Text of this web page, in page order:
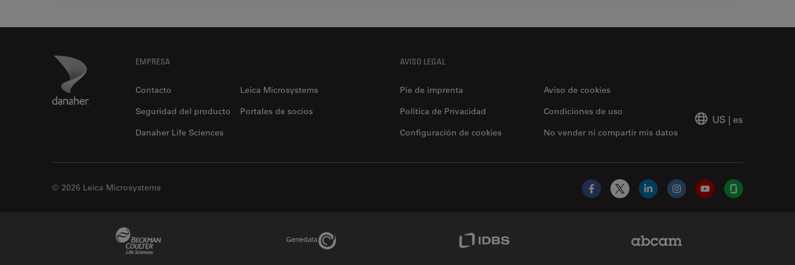
Danaher Logo EMPRESA
Contacto
Leica Microsystems
Seguridad del producto
Portales de socios
Danaher Life Sciences
AVISO LEGAL
Pie de imprenta
Aviso de cookies
Politica de Privacidad
No vender ni compartir mis datos
Condiciones de uso
Configuración de cookies
US | es
© 2026 Leica Microsystems
Facebook
X LinkedInInstagramYouTubeGlassdoor
Genedata Link